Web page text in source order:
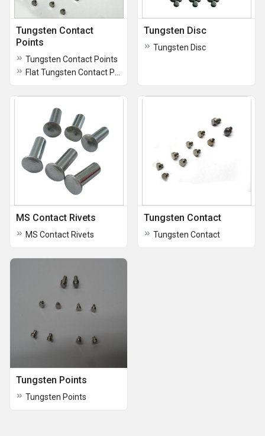
Tungsten Contact
Points
Tungsten Contact Points
Tungsten Disc
Tungsten Disc
MS Contact Rivets
MS Contact Rivets
Tungsten Contact
Tungsten Contact
Tungsten Points
Tungsten Points